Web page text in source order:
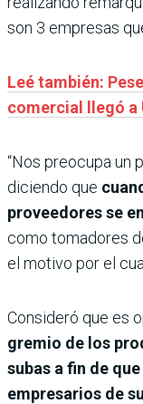
son 3 empresas
Leé también:
comercial llegó a
“Nos preocupa un
diciendo que
proveedores se
como tomadores
el motivo por el
Consideró que es
gremio de los
subas a fin de
empresarios de